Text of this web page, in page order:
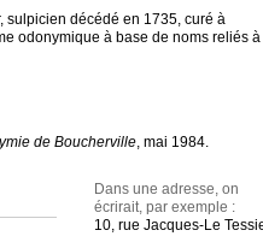
sulpicien décédé en 1735, curé à
odonymique à base de noms reliés à
de Boucherville, mai 1984.
Dans une adresse, on
écrirait, par exemple :
10, rue Jacques-Le